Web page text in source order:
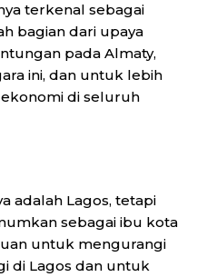
terkenal sebagai
bagian dari upaya
pada Almaty,
ini, dan untuk lebih
di seluruh
adalah Lagos, tetapi
sebagai ibu kota
untuk mengurangi
di Lagos dan untuk